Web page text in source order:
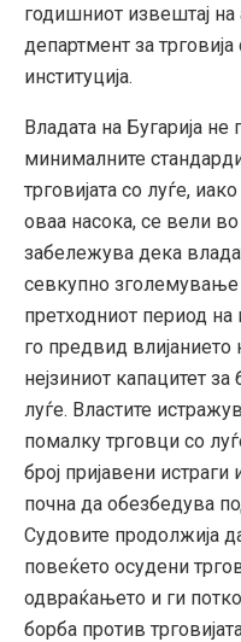
годишниот извештај на
департмент за
институција.
Владата на Бугарија
минималните
трговијата со луѓе,
оваа насока, се вели
забележува дека
севкупно зголемување
претходниот период
го предвид
нејзиниот капацитет за
луѓе. Властите
помалку трговци со
број пријавени
почна да обезбедува
Судовите продолжија
повеќето осудени
одвраќањето и ги
борба против